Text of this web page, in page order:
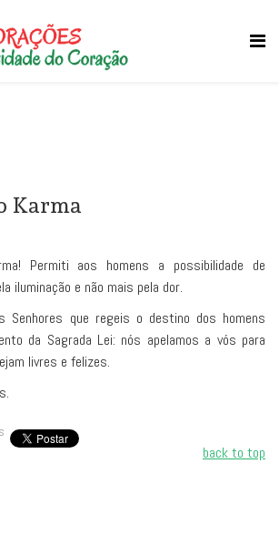
Karma
Permiti aos homens a possibilidade de
iluminação e não mais pela dor.
Senhores que regeis o destino dos homens
da Sagrada Lei: nós apelamos a vós para
livres e felizes.
back to top